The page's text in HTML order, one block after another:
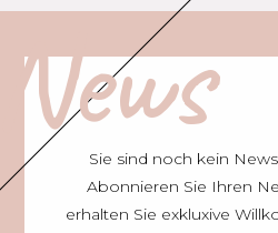
Sie sind noch kein
Abonnieren Sie Ihren
erhalten Sie exkluxive